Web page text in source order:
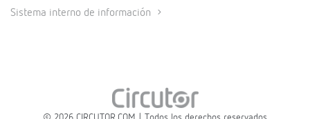
Sistema interno de información